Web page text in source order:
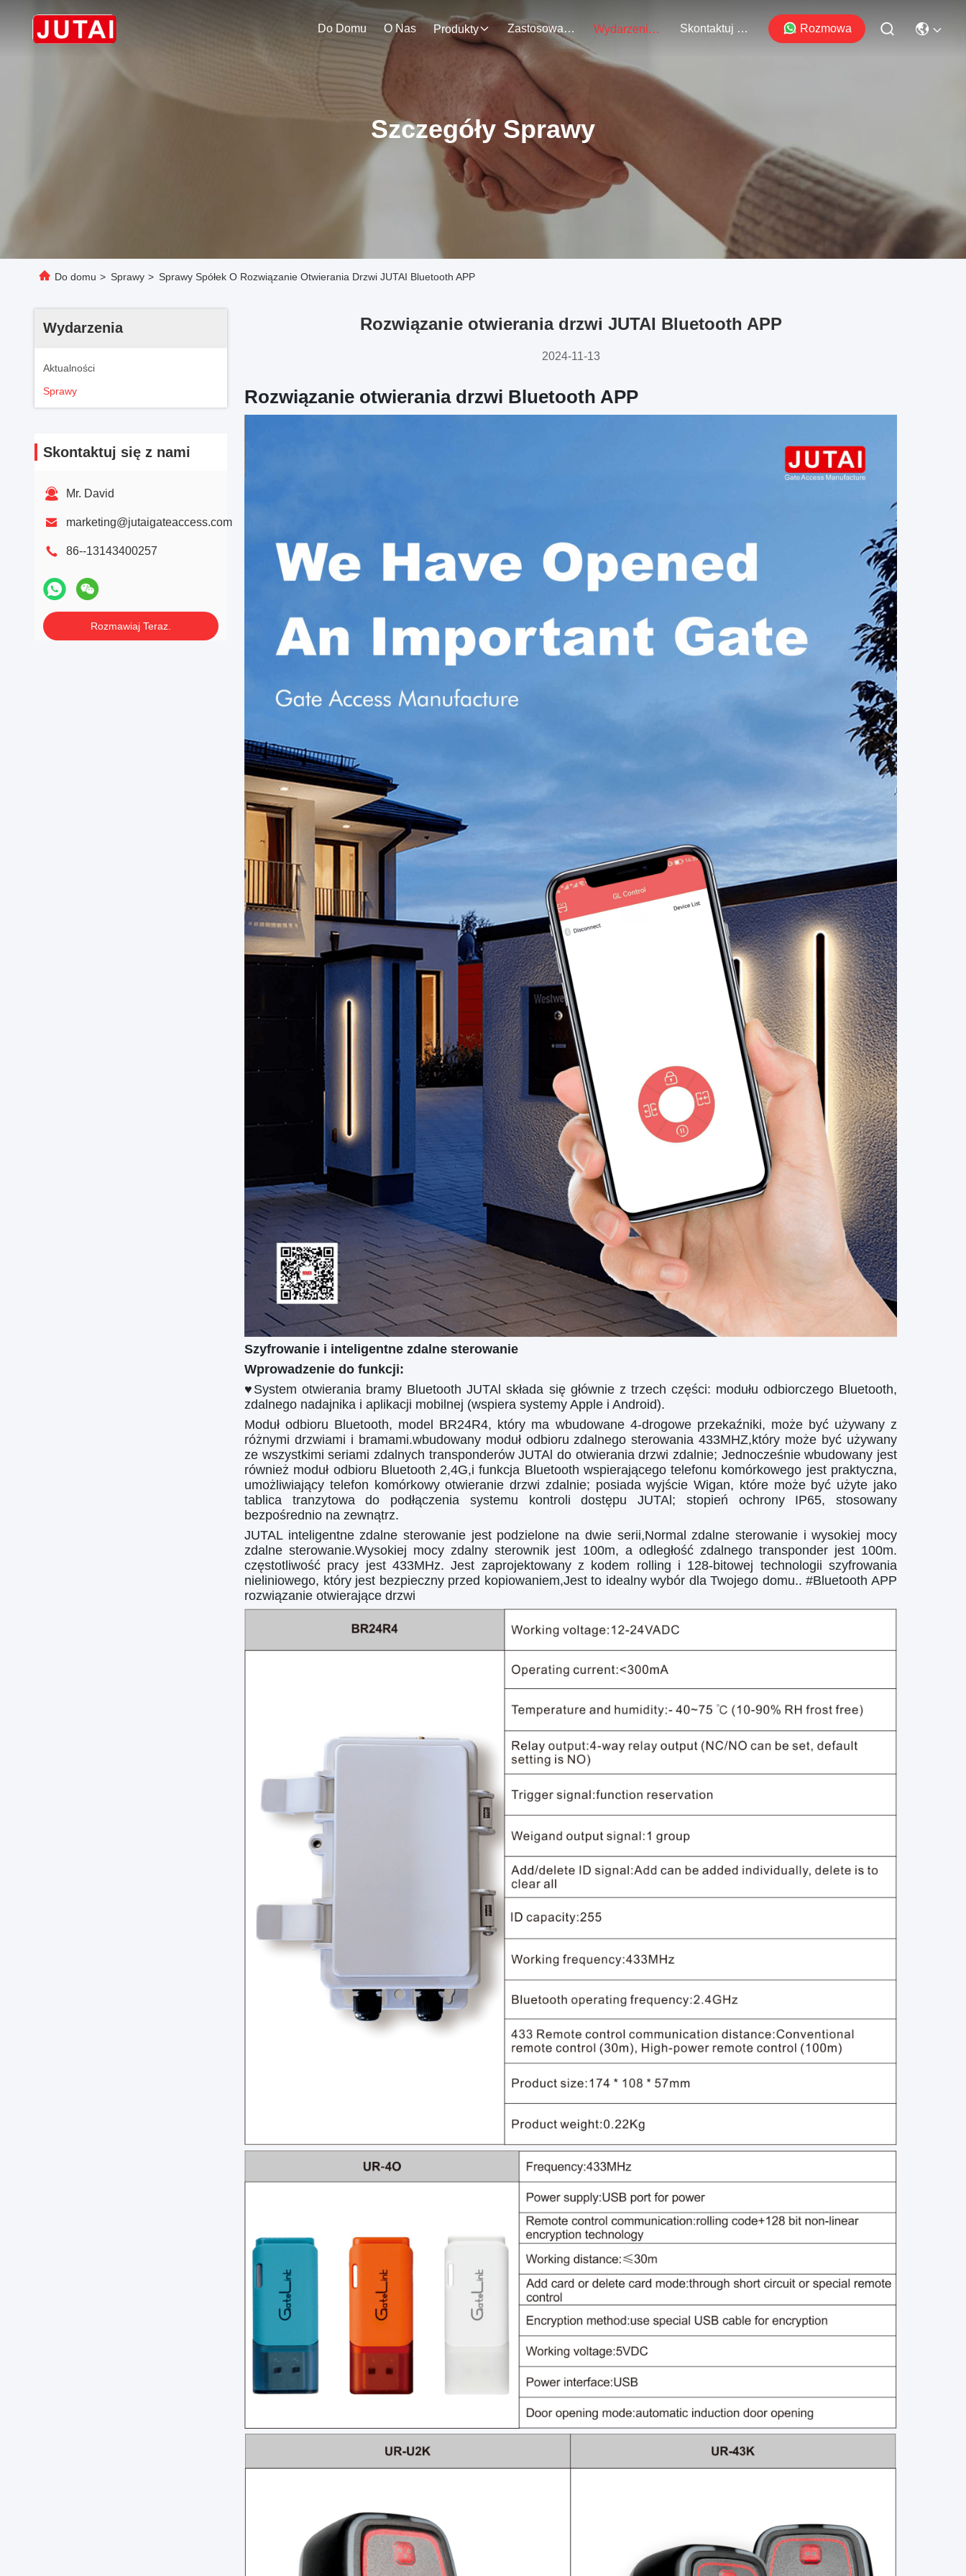
Do Domu O Nas Produkty Zastosowanie Wydarzenia Skontaktuj Się Z Nami Rozmowa
Szczegóły Sprawy
Do domu > Sprawy > Sprawy Spółek O Rozwiązanie Otwierania Drzwi JUTAI Bluetooth APP
Wydarzenia
Aktualności
Sprawy
Skontaktuj się z nami
Mr. David
marketing@jutaigateaccess.com
86--13143400257
Rozmawiaj Teraz.
Rozwiązanie otwierania drzwi JUTAI Bluetooth APP
2024-11-13
Rozwiązanie otwierania drzwi Bluetooth APP
Szyfrowanie i inteligentne zdalne sterowanie
Wprowadzenie do funkcji:
♥ System otwierania bramy Bluetooth JUTAl składa się głównie z trzech części: modułu odbiorczego Bluetooth,
zdalnego nadajnika i aplikacji mobilnej (wspiera systemy Apple i Android).
Moduł odbioru Bluetooth, model BR24R4, który ma wbudowane 4-drogowe przekaźniki, może być używany z
różnymi drzwiami i bramami.wbudowany moduł odbioru zdalnego sterowania 433MHZ,który może być używany
ze wszystkimi seriami zdalnych transponderów JUTAl do otwierania drzwi zdalnie; Jednocześnie wbudowany jest
również moduł odbioru Bluetooth 2,4G,i funkcja Bluetooth wspierającego telefonu komórkowego jest praktyczna,
umożliwiający telefon komórkowy otwieranie drzwi zdalnie; posiada wyjście Wigan, które może być użyte jako
tablica tranzytowa do podłączenia systemu kontroli dostępu JUTAl; stopień ochrony IP65, stosowany
bezpośrednio na zewnątrz.
JUTAL inteligentne zdalne sterowanie jest podzielone na dwie serii,Normal zdalne sterowanie i wysokiej mocy
zdalne sterowanie.Wysokiej mocy zdalny sterownik jest 100m, a odległość zdalnego transponder jest 100m.
częstotliwość pracy jest 433MHz. Jest zaprojektowany z kodem rolling i 128-bitowej technologii szyfrowania
nieliniowego, który jest bezpieczny przed kopiowaniem,Jest to idealny wybór dla Twojego domu.. #Bluetooth APP
rozwiązanie otwierające drzwi